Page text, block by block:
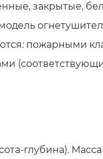
закрытые,
пожарными
глубина).